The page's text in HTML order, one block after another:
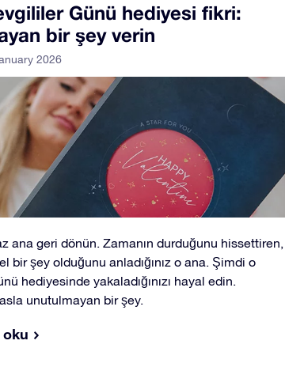
Günü hediyesi fikri:
bir şey verin
2026
ana geri dönün. Zamanın durduğunu hissettiren,
bir şey olduğunu anladığınız o ana. Şimdi o
hediyesinde yakaladığınızı hayal edin.
unutulmayan bir şey.
oku